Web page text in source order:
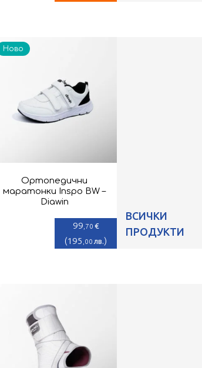
Ортопедични
маратонки Inspo BW –
Diawin
99 ,70 €
(195 ,00 лв.)
Ново
ВСИЧКИ
ПРОДУКТИ